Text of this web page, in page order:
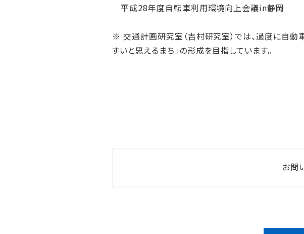
平成28年度自転車利用環境向上会議in静岡
※ 交通計画研究室（吉村研究室）では、過度に自動
すいと思えるまち」の形成を目指しています。
お問